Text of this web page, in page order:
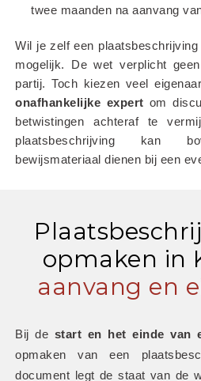
twee maanden na aanvang
Wil je zelf een
mogelijk. De wet verplicht
onafhankelijke expert om
betwistingen achteraf te
plaatsbeschrijving kan
bewijsmateriaal dienen bij een
opmaken in
aanvang en
Bij de start en het einde van
opmaken van een
document legt de staat van de